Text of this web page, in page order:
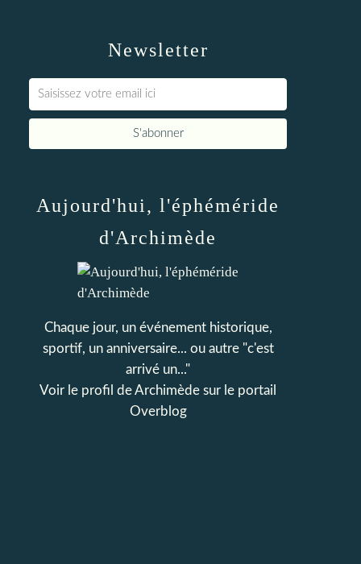
Newsletter
Aujourd'hui, l'éphéméride
d'Archimède
Chaque jour, un événement historique,
sportif, un anniversaire... ou autre "c'est
arrivé un..."
Voir le profil deArchimède sur le portail
Overblog